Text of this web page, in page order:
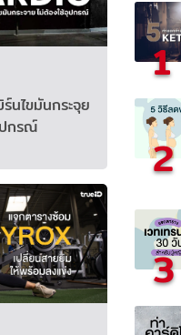
นไขมันกระจุย
กรณ์
1
2
3